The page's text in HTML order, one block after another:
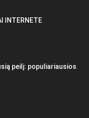
INTERNETE
peilį: populiariausios